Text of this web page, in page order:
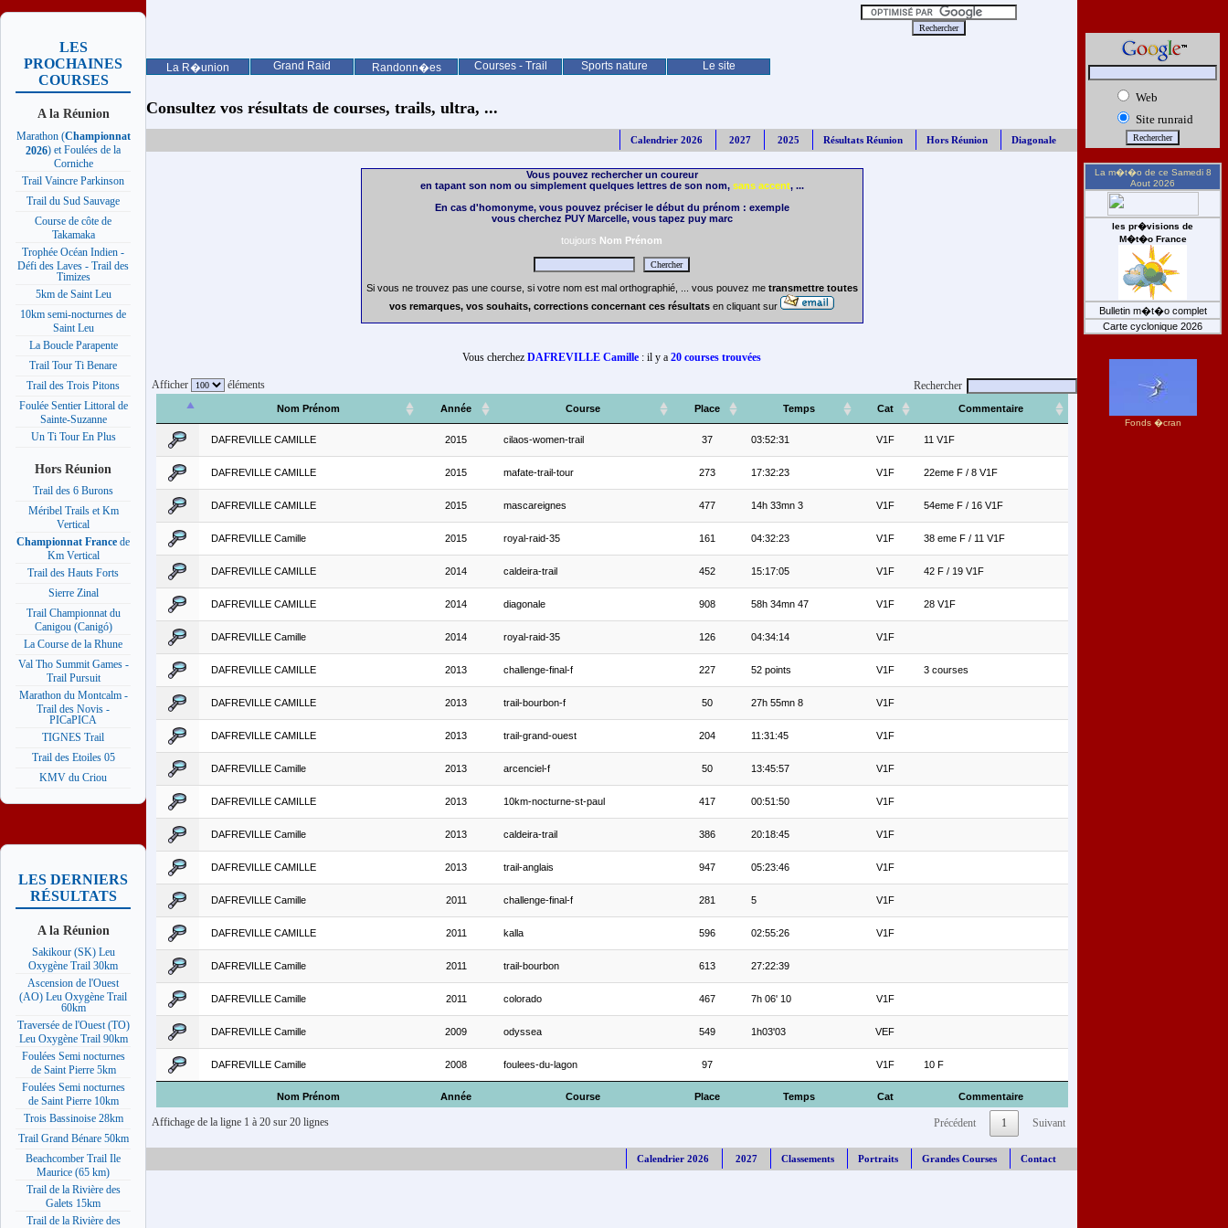
La R�union Grand Raid Randonn�es Courses - Trail Sports nature Le site
LES
PROCHAINES
COURSES
A la Réunion
Marathon (Championnat
2026) et Foulées de la
Corniche
Trail Vaincre Parkinson
Trail du Sud Sauvage
Course de côte de
Takamaka
Trophée Océan Indien -
Défi des Laves - Trail des
Timizes
5km de Saint Leu
10km semi-nocturnes de
Saint Leu
La Boucle Parapente
Trail Tour Ti Benare
Trail des Trois Pitons
Foulée Sentier Littoral de
Sainte-Suzanne
Un Ti Tour En Plus
Hors Réunion
Trail des 6 Burons
Méribel Trails et Km
Vertical
Championnat France de
Km Vertical
Trail des Hauts Forts
Sierre Zinal
Trail Championnat du
Canigou (Canigó)
La Course de la Rhune
Val Tho Summit Games -
Trail Pursuit
Marathon du Montcalm -
Trail des Novis -
PICaPICA
TIGNES Trail
Trail des Etoiles 05
KMV du Criou
LES DERNIERS
RÉSULTATS
A la Réunion
Sakikour (SK) Leu
Oxygène Trail 30km
Ascension de l'Ouest
(AO) Leu Oxygène Trail
60km
Traversée de l'Ouest (TO)
Leu Oxygène Trail 90km
Foulées Semi nocturnes
de Saint Pierre 5km
Foulées Semi nocturnes
de Saint Pierre 10km
Trois Bassinoise 28km
Trail Grand Bénare 50km
Beachcomber Trail Ile
Maurice (65 km)
Trail de la Rivière des
Galets 15km
Trail de la Rivière des
Consultez vos résultats de courses, trails, ultra, ...
Calendrier 2026 2027 2025 Résultats Réunion Hors Réunion Diagonale
Vous pouvez rechercher un coureur
en tapant son nom ou simplement quelques lettres de son nom, sans accent, ...
En cas d'homonyme, vous pouvez préciser le début du prénom : exemple
vous cherchez PUY Marcelle, vous tapez puy marc
toujours Nom Prénom
Si vous ne trouvez pas une course, si votre nom est mal orthographié, ... vous pouvez me transmettre toutes
vos remarques, vos souhaits, corrections concernant ces résultats en cliquant sur
Vous cherchez DAFREVILLE Camille : il y a 20 courses trouvées
Afficher éléments Rechercher
Nom Prénom Année Course Place Temps Cat Commentaire
Nom Prénom Année Course Place Temps Cat Commentaire
DAFREVILLE CAMILLE 2015 cilaos-women-trail 37 03:52:31 V1F 11 V1F
DAFREVILLE CAMILLE 2015 mafate-trail-tour 273 17:32:23 V1F 22eme F / 8 V1F
DAFREVILLE CAMILLE 2015 mascareignes 477 14h 33mn 3 V1F 54eme F / 16 V1F
DAFREVILLE Camille 2015 royal-raid-35 161 04:32:23 V1F 38 eme F / 11 V1F
DAFREVILLE CAMILLE 2014 caldeira-trail 452 15:17:05 V1F 42 F / 19 V1F
DAFREVILLE CAMILLE 2014 diagonale 908 58h 34mn 47 V1F 28 V1F
DAFREVILLE Camille 2014 royal-raid-35 126 04:34:14 V1F
DAFREVILLE CAMILLE 2013 challenge-final-f 227 52 points V1F 3 courses
DAFREVILLE CAMILLE 2013 trail-bourbon-f 50 27h 55mn 8 V1F
DAFREVILLE CAMILLE 2013 trail-grand-ouest 204 11:31:45 V1F
DAFREVILLE Camille 2013 arcenciel-f 50 13:45:57 V1F
DAFREVILLE CAMILLE 2013 10km-nocturne-st-paul 417 00:51:50 V1F
DAFREVILLE Camille 2013 caldeira-trail 386 20:18:45 V1F
DAFREVILLE CAMILLE 2013 trail-anglais 947 05:23:46 V1F
DAFREVILLE Camille 2011 challenge-final-f 281 5 V1F
DAFREVILLE CAMILLE 2011 kalla 596 02:55:26 V1F
DAFREVILLE Camille 2011 trail-bourbon 613 27:22:39
DAFREVILLE Camille 2011 colorado 467 7h 06' 10 V1F
DAFREVILLE Camille 2009 odyssea 549 1h03'03 VEF
DAFREVILLE Camille 2008 foulees-du-lagon 97 V1F 10 F
Affichage de la ligne 1 à 20 sur 20 lignes Précédent 1 Suivant
Calendrier 2026 2027 Classements Portraits Grandes Courses Contact
Web
Site runraid
La m�t�o de ce Samedi 8
Aout 2026
les pr�visions de
M�t�o France
Bulletin m�t�o complet
Carte cyclonique 2026
Fonds �cran